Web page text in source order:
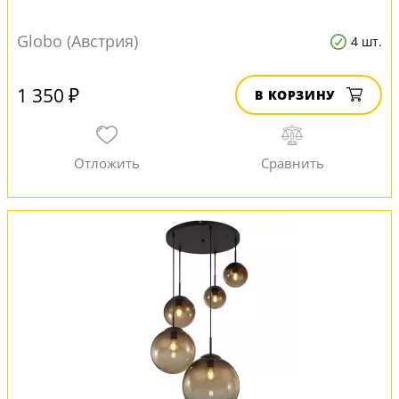
Globo (Австрия) 4 шт.
1 350 ₽ В КОРЗИНУ